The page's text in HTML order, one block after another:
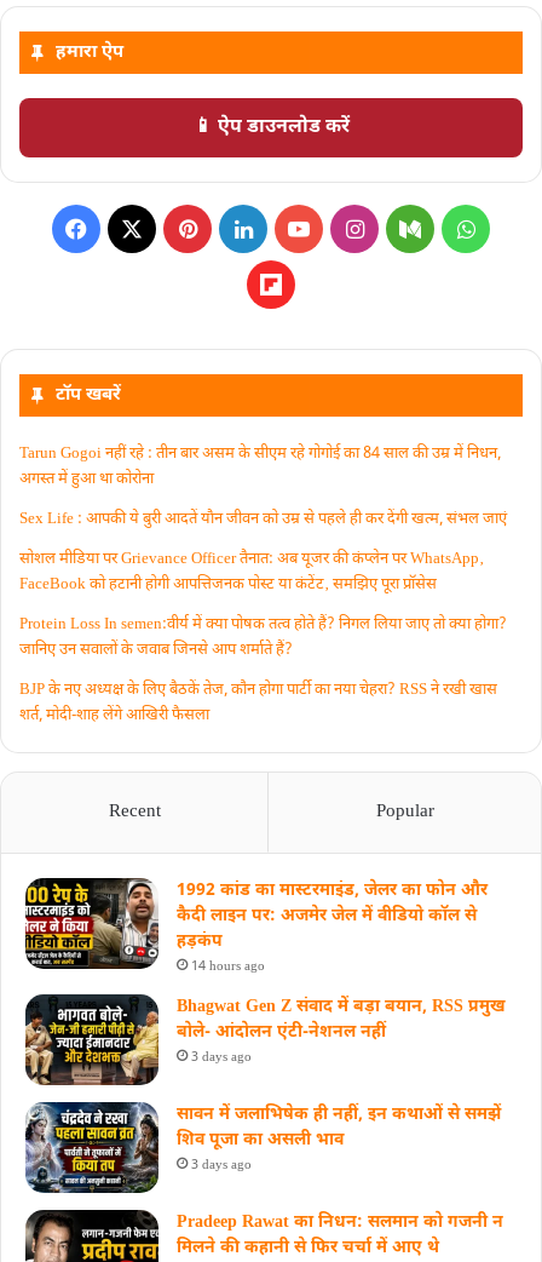
हमारा ऐप
📱 ऐप डाउनलोड करें
टॉप खबरें
Tarun Gogoi नहीं रहे : तीन बार असम के सीएम रहे गोगोई का 84 साल की उम्र में निधन,
अगस्त में हुआ था कोरोना
Sex Life : आपकी ये बुरी आदतें याैन जीवन को उम्र से पहले ही कर देंगी खत्म, संभल जाएं
सोशल मीडिया पर Grievance Officer तैनात: अब यूजर की कंप्लेन पर WhatsApp‚
FaceBook को हटानी होगी आपत्तिजनक पोस्ट या कंटेंट‚ समझिए पूरा प्रॉसेस
Protein Loss In semen:वीर्य में क्या पोषक तत्व होते हैं? निगल लिया जाए तो क्या होगा?
जानिए उन सवालों के जवाब जिनसे आप शर्माते हैं?
BJP के नए अध्यक्ष के लिए बैठकें तेज, कौन होगा पार्टी का नया चेहरा? RSS ने रखी खास
शर्त, मोदी-शाह लेंगे आखिरी फैसला
Recent Popular
1992 कांड का मास्टरमाइंड, जेलर का फोन और
कैदी लाइन पर: अजमेर जेल में वीडियो कॉल से
हड़कंप
14 hours ago
Bhagwat Gen Z संवाद में बड़ा बयान, RSS प्रमुख
बोले- आंदोलन एंटी-नेशनल नहीं
3 days ago
सावन में जलाभिषेक ही नहीं, इन कथाओं से समझें
शिव पूजा का असली भाव
3 days ago
Pradeep Rawat का निधन: सलमान को गजनी न
मिलने की कहानी से फिर चर्चा में आए थे